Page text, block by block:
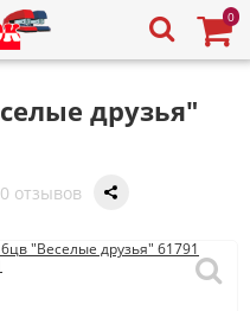
0
друзья"
0 отзывов